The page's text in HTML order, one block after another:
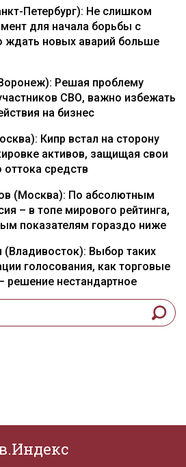
Петербург): Не слишком
для начала борьбы с
ждать новых аварий больше
Решая проблему
СВО, важно избежать
на бизнес
Кипр встал на сторону
активов, защищая свои
оттока средств
(Москва): По абсолютным
– в топе мирового рейтинга,
показателям гораздо ниже
Выбор таких
голосования, как торговые
решение нестандартное